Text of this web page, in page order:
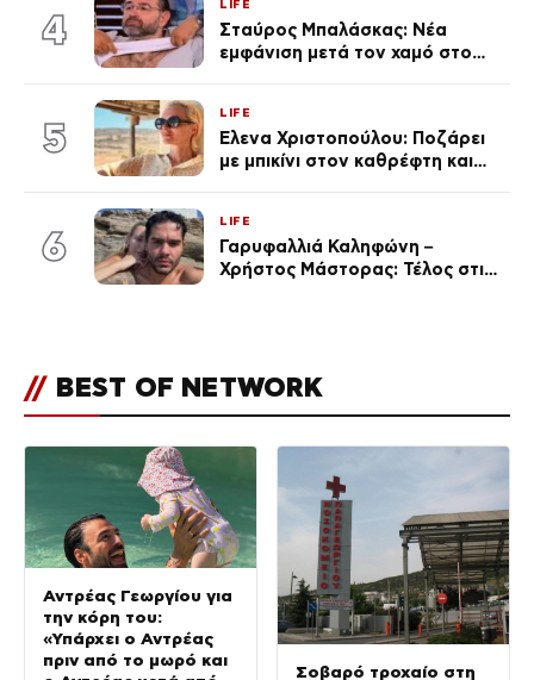
εκ. likes
4
LIFE
Σταύρος Μπαλάσκας: Νέα
εμφάνιση μετά τον χαμό στο
5
LIFE
Έλενα Χριστοπούλου: Ποζάρει
με μπικίνι στον καθρέφτη και
καθεμία…» (Βίντεο)
6
LIFE
Γαρυφαλλιά Καληφώνη –
Χρήστος Μάστορας: Τέλος στις
// BEST OF NETWORK
Αντρέας Γεωργίου για
την κόρη του:
«Υπάρχει ο Αντρέας
πριν από το μωρό και
Σοβαρό τροχαίο στη